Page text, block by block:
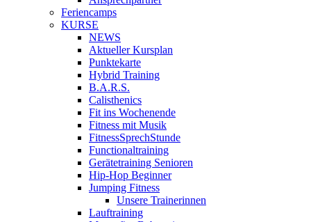
Feriencamps
KURSE
NEWS
Aktueller Kursplan
Punktekarte
Hybrid Training
B.A.R.S.
Calisthenics
Fit ins Wochenende
Fitness mit Musik
FitnessSprechStunde
Functionaltraining
Gerätetraining Senioren
Hip-Hop Beginner
Jumping Fitness
Unsere Trainerinnen
Lauftraining